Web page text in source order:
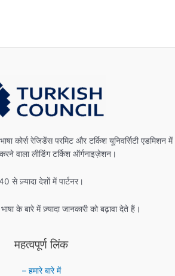
भाषा कोर्स रेजिडेंस परमिट और टर्किश यूनिवर्सिटी एडमिशन में
वाला लीडिंग टर्किश ऑर्गनाइज़ेशन।
से ज़्यादा देशों में पार्टनर।
के बारे में ज़्यादा जानकारी को बढ़ावा देते हैं।
महत्वपूर्ण लिंक
– हमारे बारे में